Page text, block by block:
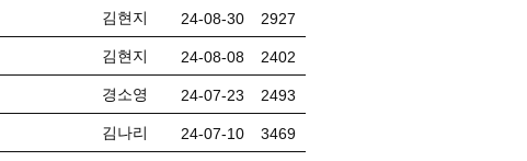
김현지 24-08-30 2927
김현지 24-08-08 2402
경소영 24-07-23 2493
김나리 24-07-10 3469